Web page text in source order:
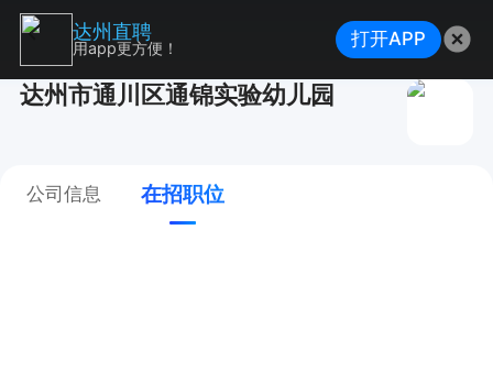
达州市通川区通锦实验幼儿园
公司信息 在招职位
达州直聘
用app更方便！ 打开APP